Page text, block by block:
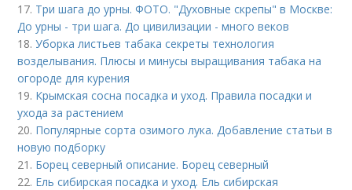
17. Три шага до урны. ФОТО. "Духовные скрепы" в Москве:
До урны - три шага. До цивилизации - много веков
18.Уборка листьев табака секреты технология
возделывания. Плюсы и минусы выращивания табака на
огороде для курения
19. Крымская сосна посадка и уход. Правила посадки и
ухода за растением
20. Популярные сорта озимого лука. Добавление статьи в
новую подборку
21. Борец северный описание. Борец северный
22. Ель сибирская посадка и уход. Ель сибирская